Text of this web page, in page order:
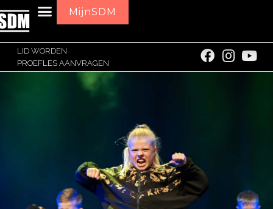
MijnSDM
LID WORDEN
PROEFLES AANVRAGEN